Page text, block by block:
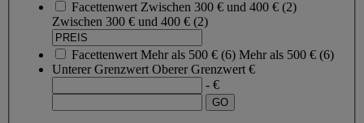
Facettenwert Zwischen 300 € und 400 € (2)
Zwischen 300 € und 400 € (2)
Facettenwert Mehr als 500 € (6) Mehr als 500 € (6)
Unterer Grenzwert Oberer Grenzwert €
- €